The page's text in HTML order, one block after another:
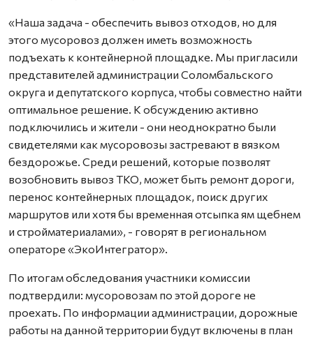
«Наша задача - обеспечить вывоз отходов, но для
этого мусоровоз должен иметь возможность
подъехать к контейнерной площадке. Мы пригласили
представителей администрации Соломбальского
округа и депутатского корпуса, чтобы совместно найти
оптимальное решение. К обсуждению активно
подключились и жители - они неоднократно были
свидетелями как мусоровозы застревают в вязком
бездорожье. Среди решений, которые позволят
возобновить вывоз ТКО, может быть ремонт дороги,
перенос контейнерных площадок, поиск других
маршрутов или хотя бы временная отсыпка ям щебнем
и стройматериалами», - говорят в региональном
операторе «ЭкоИнтегратор».
По итогам обследования участники комиссии
подтвердили: мусоровозам по этой дороге не
проехать. По информации администрации, дорожные
работы на данной территории будут включены в план